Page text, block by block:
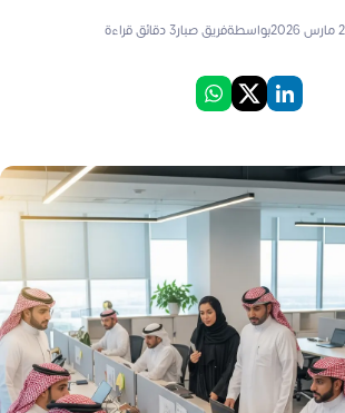
بواسطةفريق صبار3دقائق قراءة